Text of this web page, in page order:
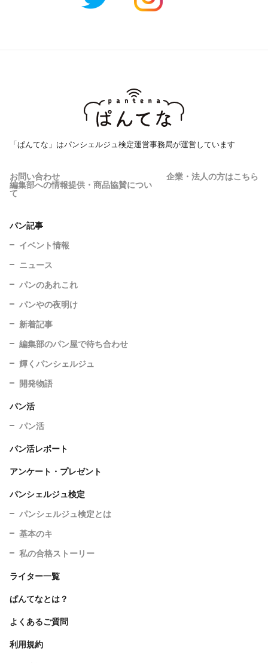
「ぱんてな」はパンシェルジュ検定運営事務局が運営しています
お問い合わせ 企業・法人の方はこちら
編集部への情報提供・商品協賛につい
て
パン記事
イベント情報
ニュース
パンのあれこれ
パンやの夜明け
新着記事
編集部のパン屋で待ち合わせ
輝くパンシェルジュ
開発物語
パン活
パン活
パン活レポート
アンケート・プレゼント
パンシェルジュ検定
パンシェルジュ検定とは
基本のキ
私の合格ストーリー
ライター一覧
ぱんてなとは？
よくあるご質問
利用規約